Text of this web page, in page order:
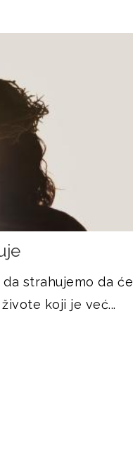
strahujemo da će
koji je već...